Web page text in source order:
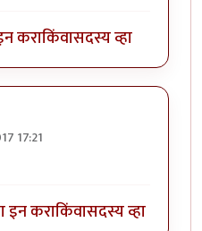
कराकिंवासदस्य व्हा
17:21
इन कराकिंवासदस्य व्हा